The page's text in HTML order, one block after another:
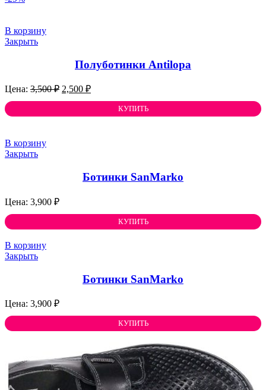
В корзину
Закрыть
Полуботинки Antilopа
3,500₽ Первоначальная
2,500 ₽Текущая
2,500 ₽.КУПИТЬ
В корзину
Закрыть
Ботинки SanMarko
3,900 ₽
КУПИТЬ
В корзину
Закрыть
Ботинки SanMarko
3,900 ₽
КУПИТЬ